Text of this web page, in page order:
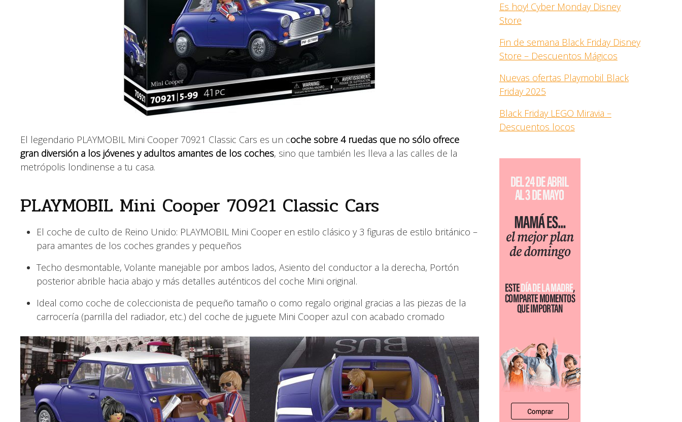
El legendario PLAYMOBIL Mini Cooper 70921 Classic Cars es un coche sobre 4 ruedas que no sólo ofrece
gran diversión a los jóvenes y adultos amantes de los coches, sino que también les lleva a las calles de la
metrópolis londinense a tu casa.
PLAYMOBIL Mini Cooper 70921 Classic Cars
El coche de culto de Reino Unido: PLAYMOBIL Mini Cooper en estilo clásico y 3 figuras de estilo británico –
para amantes de los coches grandes y pequeños
Techo desmontable, Volante manejable por ambos lados, Asiento del conductor a la derecha, Portón
posterior abrible hacia abajo y más detalles auténticos del coche Mini original.
Ideal como coche de coleccionista de pequeño tamaño o como regalo original gracias a las piezas de la
carrocería (parrilla del radiador, etc.) del coche de juguete Mini Cooper azul con acabado cromado
Es hoy! Cyber Monday Disney
Store
Fin de semana Black Friday Disney
Store – Descuentos Mágicos
Nuevas ofertas Playmobil Black
Friday 2025
Black Friday LEGO Miravia –
Descuentos locos